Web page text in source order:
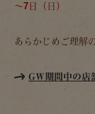
～7日（日）
あらかじめご理解
GW期間中の店